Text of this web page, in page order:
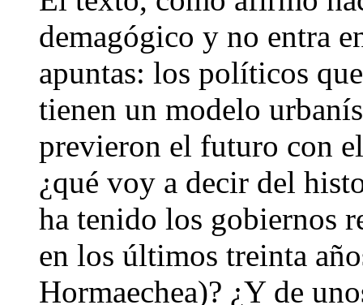
demagógico y no entra
apuntas: los políticos
tienen un modelo
previeron el futuro con
¿qué voy a decir del
ha tenido los gobiernos
en los últimos treinta
Hormaechea)? ¿Y de